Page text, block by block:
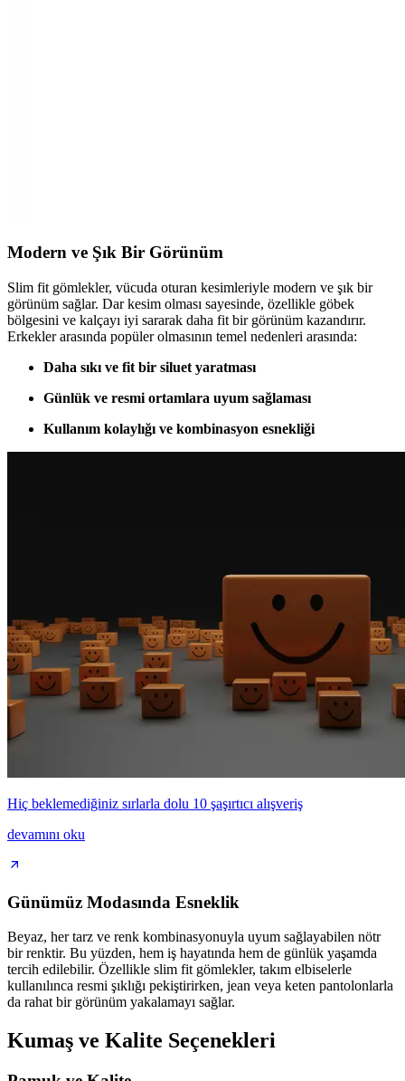
Modern ve Şık Bir Görünüm
Slim fit gömlekler, vücuda oturan kesimleriyle modern ve şık bir
görünüm sağlar. Dar kesim olması sayesinde, özellikle göbek
bölgesini ve kalçayı iyi sararak daha fit bir görünüm kazandırır.
Erkekler arasında popüler olmasının temel nedenleri arasında:
Daha sıkı ve fit bir siluet yaratması
Günlük ve resmi ortamlara uyum sağlaması
Kullanım kolaylığı ve kombinasyon esnekliği
Hiç beklemediğiniz sırlarla dolu 10 şaşırtıcı alışveriş
devamını oku
Günümüz Modasında Esneklik
Beyaz, her tarz ve renk kombinasyonuyla uyum sağlayabilen nötr
bir renktir. Bu yüzden, hem iş hayatında hem de günlük yaşamda
tercih edilebilir. Özellikle slim fit gömlekler, takım elbiselerle
kullanılınca resmi şıklığı pekiştirirken, jean veya keten pantolonlarla
da rahat bir görünüm yakalamayı sağlar.
Kumaş ve Kalite Seçenekleri